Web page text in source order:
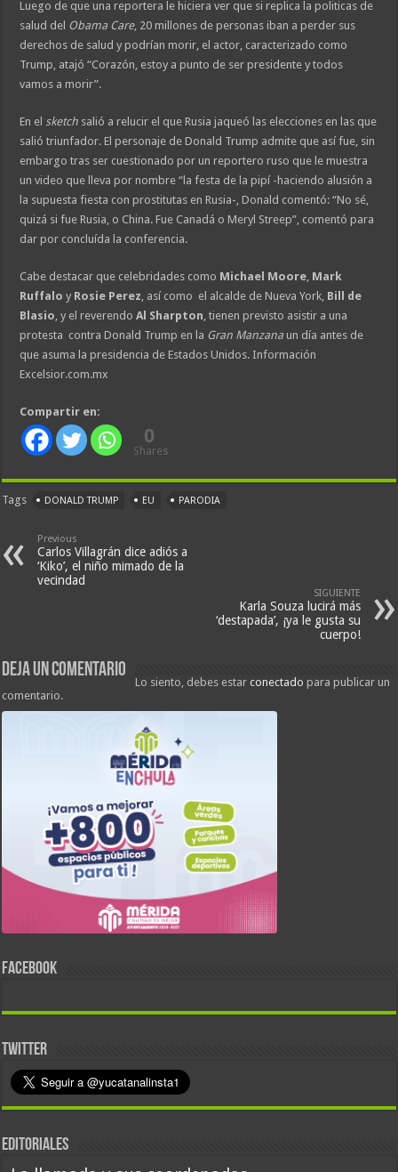
Luego de que una reportera le hiciera ver que si replica la politicas de
salud del Obama Care, 20 millones de personas iban a perder sus
derechos de salud y podrían morir, el actor, caracterizado como
Trump, atajó “Corazón, estoy a punto de ser presidente y todos
vamos a morir”.
En el sketch salió a relucir el que Rusia jaqueó las elecciones en las que
salió triunfador. El personaje de Donald Trump admite que así fue, sin
embargo tras ser cuestionado por un reportero ruso que le muestra
un video que lleva por nombre “la festa de la pipí -haciendo alusión a
la supuesta fiesta con prostitutas en Rusia-, Donald comentó: “No sé,
quizá si fue Rusia, o China. Fue Canadá o Meryl Streep”, comentó para
dar por concluída la conferencia.
Cabe destacar que celebridades como Michael Moore Mark
Ruffaloy Rosie Perez , así como el alcalde de Nueva York, Bill de
Blasio , y el reverendoAl Sharpton , tienen previsto asistir a una
protesta contra Donald Trump en la Gran Manzana un día antes de
que asuma la presidencia de Estados Unidos. Información
Excelsior.com.mx
Compartir en:
0
Shares
Tags DONALD TRUMP EU PARODIA
Previous
Carlos Villagrán dice adiós a
‘Kiko’, el niño mimado de la
vecindad
SIGUIENTE
Karla Souza lucirá más
‘destapada’, ¡ya le gusta su
cuerpo!
Deja un comentario
Lo siento, debes estarconectado para publicar un
comentario.
FACEBOOK
TWITTER
EDITORIALES